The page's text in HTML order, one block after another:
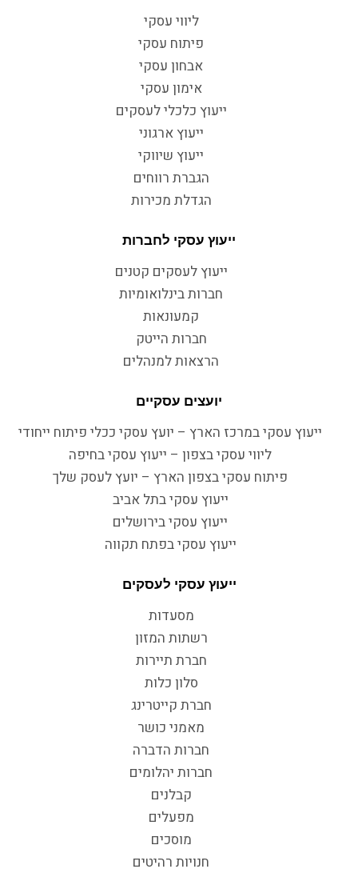
ליווי עסקי
פיתוח עסקי
אבחון עסקי
אימון עסקי
ייעוץ כלכלי לעסקים
ייעוץ ארגוני
ייעוץ שיווקי
הגברת רווחים
הגדלת מכירות
ייעוץ עסקי לחברות
ייעוץ לעסקים קטנים
חברות בינלואומיות
קמעונאות
חברות הייטק
הרצאות למנהלים
יועצים עסקיים
ייעוץ עסקי במרכז הארץ – יועץ עסקי ככלי פיתוח ייחודי
ליווי עסקי בצפון – ייעוץ עסקי בחיפה
פיתוח עסקי בצפון הארץ – יועץ לעסק שלך
ייעוץ עסקי בתל אביב
ייעוץ עסקי בירושלים
ייעוץ עסקי בפתח תקווה
ייעוץ עסקי לעסקים
מסעדות
רשתות המזון
חברת תיירות
סלון כלות
חברת קייטרינג
מאמני כושר
חברות הדברה
חברות יהלומים
קבלנים
מפעלים
מוסכים
חנויות רהיטים